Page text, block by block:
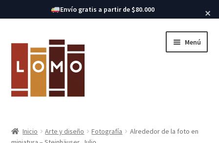
Buscar libros
Envío gratis a partir de $80.000 ×
la
navegación
contenido
Menú
Inicio Arte y diseño Fotografía
Alrededor de la foto en